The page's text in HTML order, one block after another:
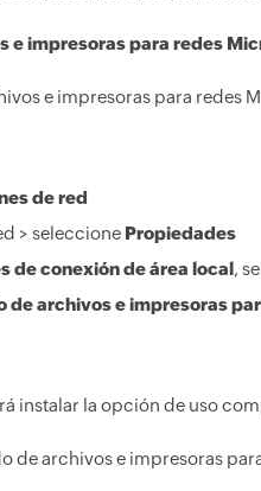
e impresoras para redes
e impresoras para redes
de red
> seleccione Propiedades
de conexión de área local,
de archivos e impresoras
instalar la opción de uso
de archivos e impresoras